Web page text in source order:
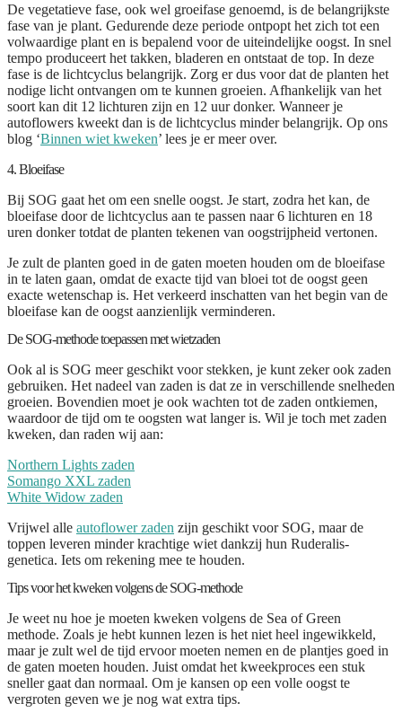
De vegetatieve fase, ook wel groeifase genoemd, is de belangrijkste
fase van je plant. Gedurende deze periode ontpopt het zich tot een
volwaardige plant en is bepalend voor de uiteindelijke oogst. In snel
tempo produceert het takken, bladeren en ontstaat de top. In deze
fase is de lichtcyclus belangrijk. Zorg er dus voor dat de planten het
nodige licht ontvangen om te kunnen groeien. Afhankelijk van het
soort kan dit 12 lichturen zijn en 12 uur donker. Wanneer je
autoflowers kweekt dan is de lichtcyclus minder belangrijk. Op ons
blog ‘Binnen wiet kweken’ lees je er meer over.
4. Bloeifase
Bij SOG gaat het om een snelle oogst. Je start, zodra het kan, de
bloeifase door de lichtcyclus aan te passen naar 6 lichturen en 18
uren donker totdat de planten tekenen van oogstrijpheid vertonen.
Je zult de planten goed in de gaten moeten houden om de bloeifase
in te laten gaan, omdat de exacte tijd van bloei tot de oogst geen
exacte wetenschap is. Het verkeerd inschatten van het begin van de
bloeifase kan de oogst aanzienlijk verminderen.
De SOG-methode toepassen met wietzaden
Ook al is SOG meer geschikt voor stekken, je kunt zeker ook zaden
gebruiken. Het nadeel van zaden is dat ze in verschillende snelheden
groeien. Bovendien moet je ook wachten tot de zaden ontkiemen,
waardoor de tijd om te oogsten wat langer is. Wil je toch met zaden
kweken, dan raden wij aan:
Northern Lights zaden
Somango XXL zaden
White Widow zaden
Vrijwel alle autoflower zaden zijn geschikt voor SOG, maar de
toppen leveren minder krachtige wiet dankzij hun Ruderalis-
genetica. Iets om rekening mee te houden.
Tips voor het kweken volgens de SOG-methode
Je weet nu hoe je moeten kweken volgens de Sea of Green
methode. Zoals je hebt kunnen lezen is het niet heel ingewikkeld,
maar je zult wel de tijd ervoor moeten nemen en de plantjes goed in
de gaten moeten houden. Juist omdat het kweekproces een stuk
sneller gaat dan normaal. Om je kansen op een volle oogst te
vergroten geven we je nog wat extra tips.